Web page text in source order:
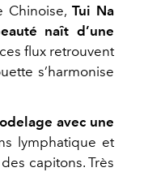
Chinoise,Tui Na
naît d’une
flux retrouvent
s’harmonise
avec une
lymphatique et
capitons. Très